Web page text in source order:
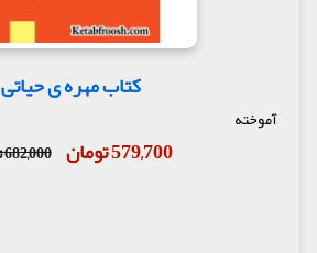
کتاب مهره ی حیاتی
آموخته
579,700 تومان 682,000 تومان